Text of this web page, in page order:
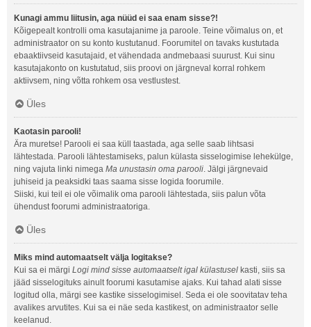
Kunagi ammu liitusin, aga nüüd ei saa enam sisse?!
Kõigepealt kontrolli oma kasutajanime ja paroole. Teine võimalus on, et
administraator on su konto kustutanud. Foorumitel on tavaks kustutada
ebaaktiivseid kasutajaid, et vähendada andmebaasi suurust. Kui sinu
kasutajakonto on kustutatud, siis proovi on järgneval korral rohkem
aktiivsem, ning võtta rohkem osa vestlustest.
Üles
Kaotasin parooli!
Ära muretse! Parooli ei saa küll taastada, aga selle saab lihtsasi
lähtestada. Parooli lähtestamiseks, palun külasta sisselogimise lehekülge,
ning vajuta linki nimega Ma unustasin oma parooli. Jälgi järgnevaid
juhiseid ja peaksidki taas saama sisse logida foorumile.
Siiski, kui teil ei ole võimalik oma parooli lähtestada, siis palun võta
ühendust foorumi administraatoriga.
Üles
Miks mind automaatselt välja logitakse?
Kui sa ei märgi Logi mind sisse automaatselt igal külastusel kasti, siis sa
jääd sisselogituks ainult foorumi kasutamise ajaks. Kui tahad alati sisse
logitud olla, märgi see kastike sisselogimisel. Seda ei ole soovitatav teha
avalikes arvutites. Kui sa ei näe seda kastikest, on administraator selle
keelanud.